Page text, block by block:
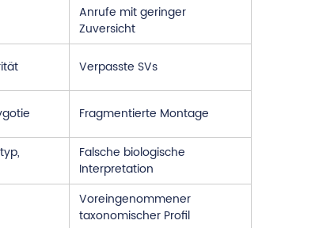
Anrufe mit geringer
Zuversicht
Verpasste SVs
Fragmentierte Montage
Falsche biologische
Interpretation
Voreingenommener
taxonomischer Profil